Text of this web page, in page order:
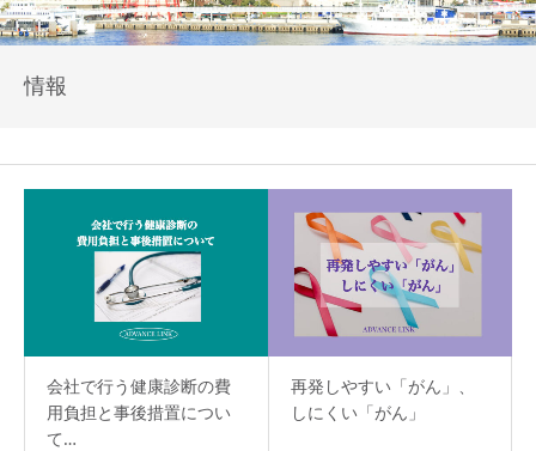
情報
会社で行う健康診断の費
用負担と事後措置につい
て…
再発しやすい「がん」、
しにくい「がん」